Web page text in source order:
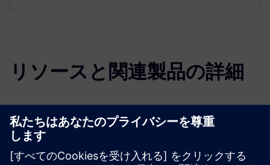
リソースと関連製品の詳細
その他の情報とリソース
KETOS のお客様のケーススタディ、用途、ウォーターマ
トリックスサーバー、パラメータ